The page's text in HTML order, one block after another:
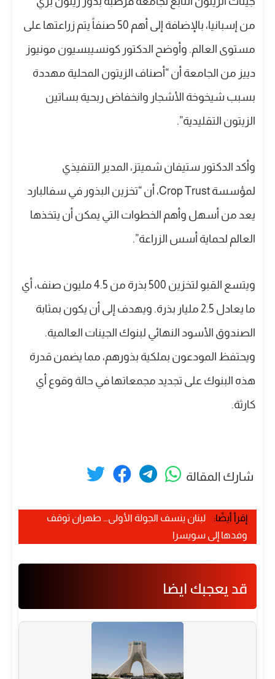
من إسبانيا، بالإضافة إلى أهم 50 صنفاً يتم زراعتها على
مستوى العالم. وأوضح الدكتور كونسيبسيون مونيوز
دييز من الجامعة أن “أصناف الزيتون المحلية مهددة
بسبب شيخوخة الأشجار وانخفاض ربحية بساتين
الزيتون التقليدية”.
وأكد الدكتور ستيفان شميتز، المدير التنفيذي
لمؤسسة Crop Trust، أن “تخزين البذور في سفالبارد
يعد من أسهل وأهم الخطوات التي يمكن أن يتخذها
العالم لحماية أسس الزراعة”.
ويتسع القبو لتخزين 500 بذرة من 4.5 مليون صنف، أي
ما يعادل 2.5 مليار بذرة. ويهدف إلى أن يكون بمثابة
الصندوق الأسود النهائي لبنوك الجينات العالمية.
ويحتفظ المودعون بملكية بذورهم، مما يضمن قدرة
هذه البنوك على تجديد مجمعاتها في حالة وقوع أي
كارثة.
شارك المقالة
إقرأ أيضًا:
لبنان ينسف الجولة الأولى… طهران توقف
وفدها إلى سويسرا
قد يعجبك ايضا